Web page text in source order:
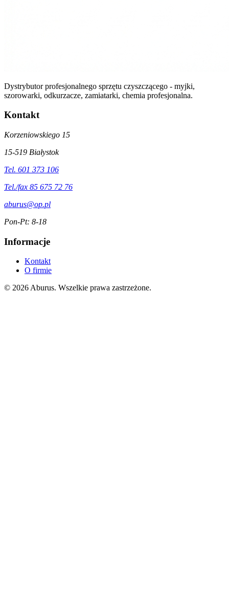
Dystrybutor profesjonalnego sprzętu czyszczącego - myjki,
szorowarki, odkurzacze, zamiatarki, chemia profesjonalna.
Kontakt
Korzeniowskiego 15
15-519 Białystok
Tel. 601 373 106
Tel./fax 85 675 72 76
aburus@op.pl
Pon-Pt: 8-18
Informacje
Kontakt
O firmie
© 2026 Aburus. Wszelkie prawa zastrzeżone.